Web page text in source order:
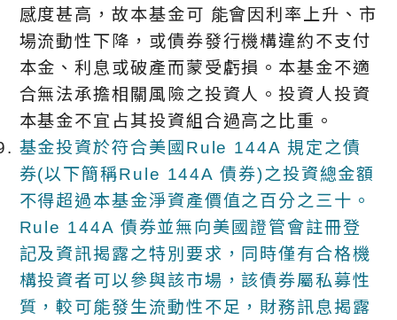
感度甚高，故本基金可 能會因利率上升、市
場流動性下降，或債券發行機構違約不支付
本金、利息或破產而蒙受虧損。本基金不適
合無法承擔相關風險之投資人。投資人投資
本基金不宜占其投資組合過高之比重。
基金投資於符合美國Rule 144A 規定之債
券(以下簡稱Rule 144A 債券)之投資總金額
不得超過本基金淨資產價值之百分之三十。
Rule 144A 債券並無向美國證管會註冊登
記及資訊揭露之特別要求，同時僅有合格機
構投資者可以參與該市場，該債券屬私募性
質，較可能發生流動性不足，財務訊息揭露